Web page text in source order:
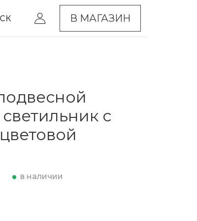
В МАГАЗИН
с
в наличии